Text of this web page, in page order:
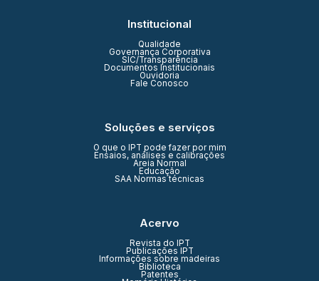
Institucional
Qualidade
Governança Corporativa
SIC/Transparência
Documentos Institucionais
Ouvidoria
Fale Conosco
Soluções e serviços
O que o IPT pode fazer por mim
Ensaios, análises e calibrações
Areia Normal
Educação
SAA Normas técnicas
Acervo
Revista do IPT
Publicações IPT
Informações sobre madeiras
Biblioteca
Patentes